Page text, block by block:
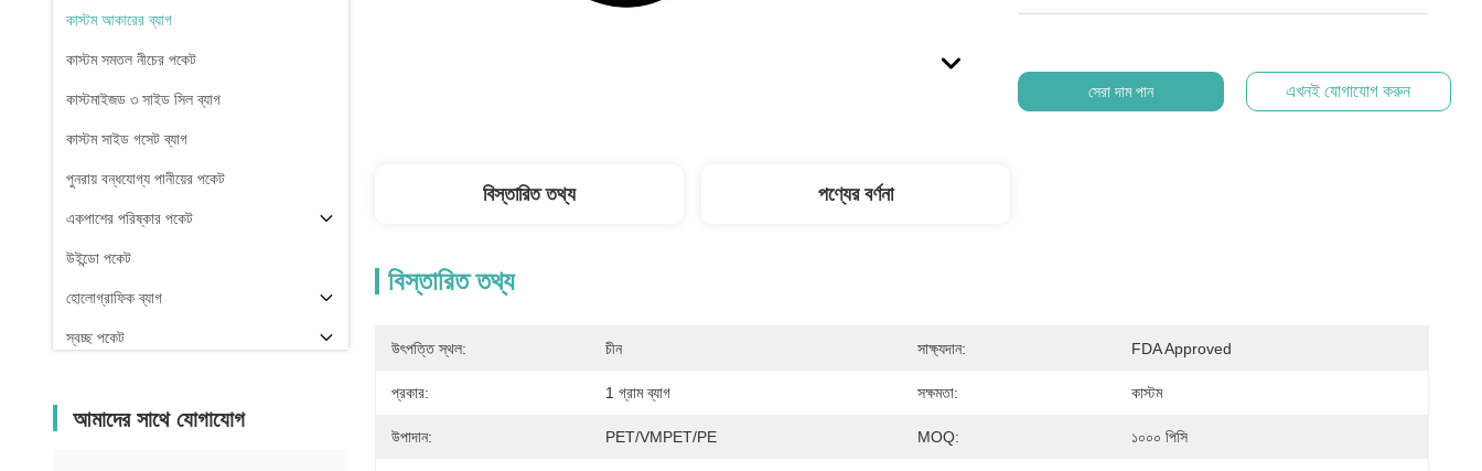
কাস্টম আকারের ব্যাগ
কাস্টম সমতল নীচের পকেট
কাস্টমাইজড ৩ সাইড সিল ব্যাগ
কাস্টম সাইড গসেট ব্যাগ
পুনরায় বন্ধযোগ্য পানীয়ের পকেট
একপাশের পরিষ্কার পকেট
উইন্ডো পকেট
হোলোগ্রাফিক ব্যাগ
স্বচ্ছ পকেট
আমাদের সাথে যোগাযোগ
সেরা দাম পান এখনই যোগাযোগ করুন
বিস্তারিত তথ্য পণ্যের বর্ণনা
বিস্তারিত তথ্য
উৎপত্তি স্থল: চীন সাক্ষ্যদান: FDA Approved
প্রকার: 1 গ্রাম ব্যাগ সক্ষমতা: কাস্টম
উপাদান: PET/VMPET/PE MOQ: ১০০০ পিসি